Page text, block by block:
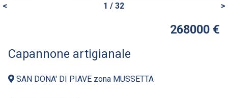
< 1 / 32 >
268000 €
Capannone artigianale
SAN DONA' DI PIAVE zona MUSSETTA